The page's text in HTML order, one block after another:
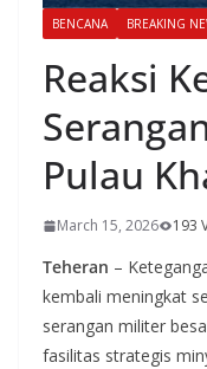
BENCANA BREAKING
Reaksi
Pulau
March 15, 2026 193
Teheran –
kembali meningkat
serangan militer
fasilitas strategis